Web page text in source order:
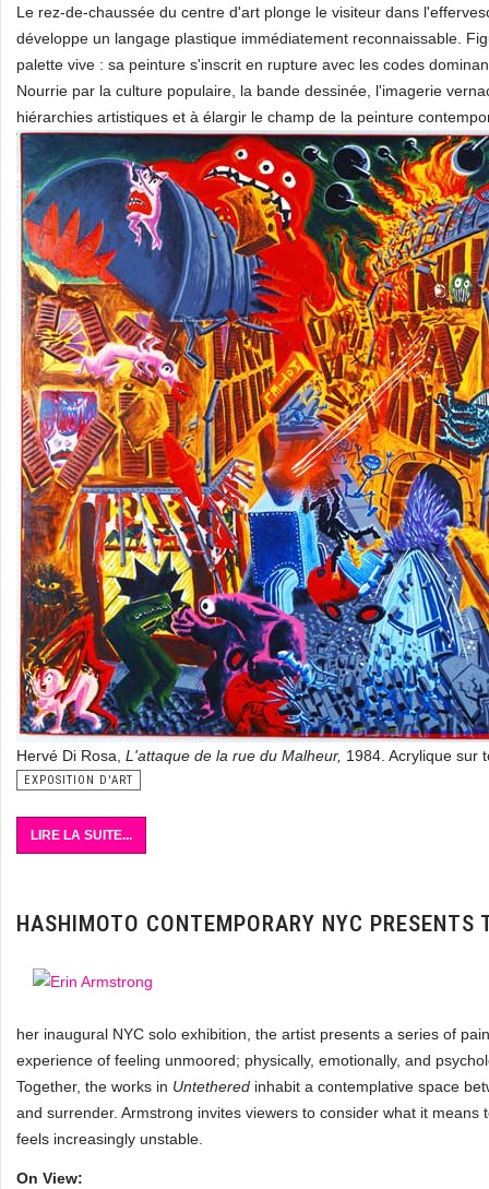
Le rez-de-chaussée du centre d'art plonge le visiteur dans
développe un langage plastique immédiatement reconnaissable.
palette vive : sa peinture s'inscrit en rupture avec les codes
Nourrie par la culture populaire, la bande dessinée, l'imagerie
hiérarchies artistiques et à élargir le champ de la peinture
Hervé Di Rosa, L'attaque de la rue du Malheur, 1984. Acrylique sur
EXPOSITION D'ART
LIRE LA SUITE...
HASHIMOTO CONTEMPORARY NYC PRESENTS
her inaugural NYC solo exhibition, the artist presents a series of
experience of feeling unmoored; physically, emotionally, and
Together, the works in Untethered inhabit a contemplative space
and surrender. Armstrong invites viewers to consider what it
feels increasingly unstable.
On View: